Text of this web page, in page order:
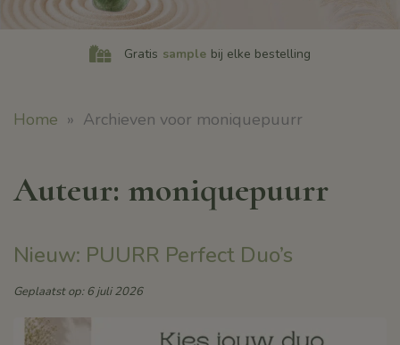
Gratis sample bij elke bestelling
Home » Archieven voor moniquepuurr
Auteur: moniquepuurr
Nieuw: PUURR Perfect Duo’s
Geplaatst op: 6 juli 2026